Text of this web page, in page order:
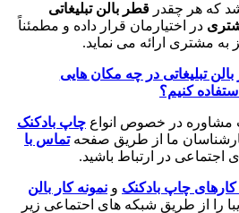
که هر چقدر قطر بالن تبلیغاتی
در اختیارمان قرار داده و مطمئناً
به مشتری ارائه می نماید.
بالن تبلیغاتی در چه مکان هایی
استفاده کنیم؟
مشاوره در خصوص انواع چاپ بادکنک
ما از طریق صفحهتماس با
در ارتباط باشید.
کارهای چاپ بادکنک و نمونه کار بالن
را از طریق شبکه های احتماعی زیر